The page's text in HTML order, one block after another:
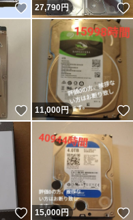
いいね！
27,790円
いいね！
11,000円
いいね！
15,000円